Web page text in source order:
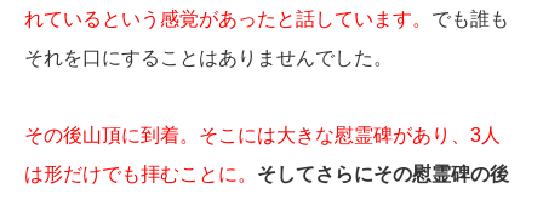
れているという感覚があったと話しています。 でも誰も
それを口にすることはありませんでした。
その後山頂に到着。そこには大きな慰霊碑があり、3人
は形だけでも拝むことに。 そしてさらにその慰霊碑の後